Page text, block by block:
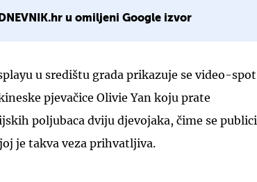
u omiljeni Google izvor
u središtu grada prikazuje se video-spot
pjevačice Olivie Yan koju prate
poljubaca dviju djevojaka, čime se publici
je takva veza prihvatljiva.